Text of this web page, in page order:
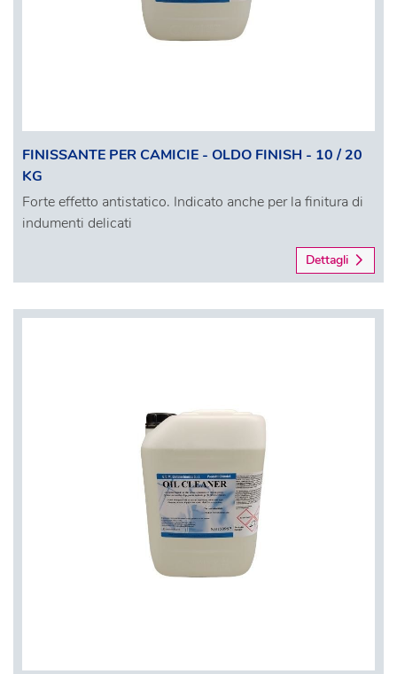
FINISSANTE PER CAMICIE - OLDO FINISH - 10 / 20
KG
Forte effetto antistatico. Indicato anche per la finitura di
indumenti delicati
Dettagli